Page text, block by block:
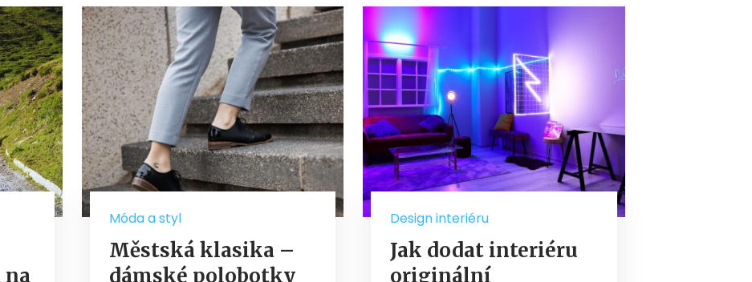
na
Móda a styl
Městská klasika –
dámské polobotky
Design interiéru
Jak dodat interiéru
originální